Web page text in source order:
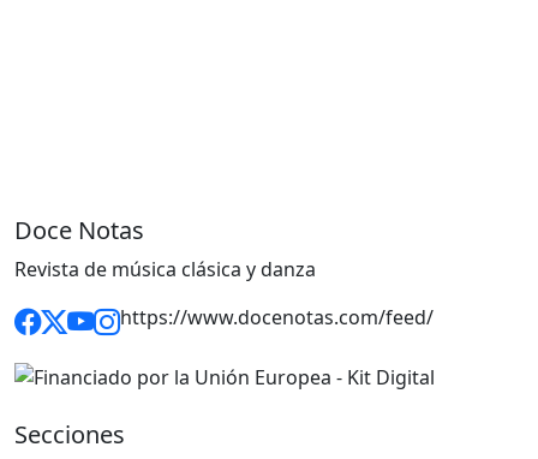
Doce Notas
Revista de música clásica y danza
https://www.docenotas.com/feed/
Secciones